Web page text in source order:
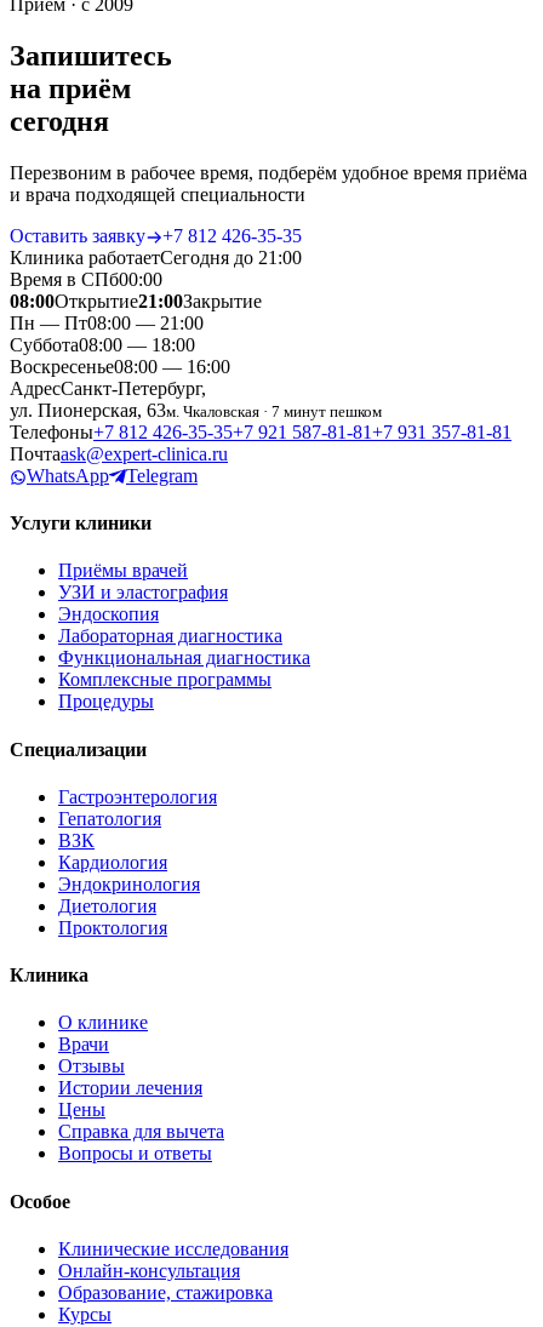
Приём · с 2009
Запишитесь
на приём
сегодня
Перезвоним в рабочее время, подберём удобное время приёма
и врача подходящей специальности
Оставить заявку
+7 812 426‑35‑35
Клиника работаетСегодня до 21:00
Время в СПб00:00
08:00Открытие21:00Закрытие
Пн — Пт08:00 — 21:00
Суббота08:00 — 18:00
Воскресенье08:00 — 16:00
АдресСанкт-Петербург,
ул. Пионерская, 63м. Чкаловская · 7 минут пешком
Телефоны+7 812 426‑35‑35+7 921 587‑81‑81+7 931 357‑81‑81
Почтаask@expert-clinica.ru
WhatsApp
Telegram
Услуги клиники
Приёмы врачей
УЗИ и эластография
Эндоскопия
Лабораторная диагностика
Функциональная диагностика
Комплексные программы
Процедуры
Специализации
Гастроэнтерология
Гепатология
ВЗК
Кардиология
Эндокринология
Диетология
Проктология
Клиника
О клинике
Врачи
Отзывы
Истории лечения
Цены
Справка для вычета
Вопросы и ответы
Особое
Клинические исследования
Онлайн-консультация
Образование, стажировка
Курсы